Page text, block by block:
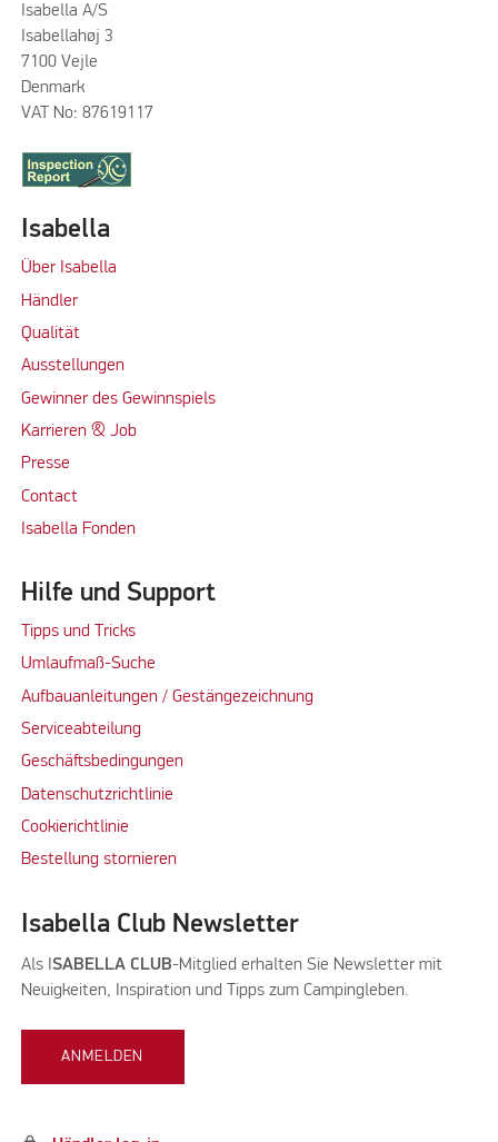
Isabella A/S
Isabellahøj 3
7100 Vejle
Denmark
VAT No: 87619117
Isabella
Über Isabella
Händler
Qualität
Ausstellungen
Gewinner des Gewinnspiels
Karrieren & Job
Presse
Contact
Isabella Fonden
Hilfe und Support
Tipps und Tricks
Umlaufmaß-Suche
Aufbauanleitungen / Gestängezeichnung
Serviceabteilung
Geschäftsbedingungen
Datenschutzrichtlinie
Cookierichtlinie
Bestellung stornieren
Isabella Club Newsletter
Als I SABELLA CLUB-Mitglied erhalten Sie Newsletter mit
Neuigkeiten, Inspiration und Tipps zum Campingleben.
ANMELDEN